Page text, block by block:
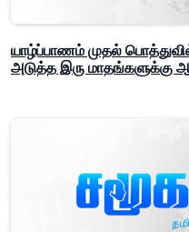
யாழ்ப்பாணம் முதல்
அடுத்த இரு மாதங்களுக்கு